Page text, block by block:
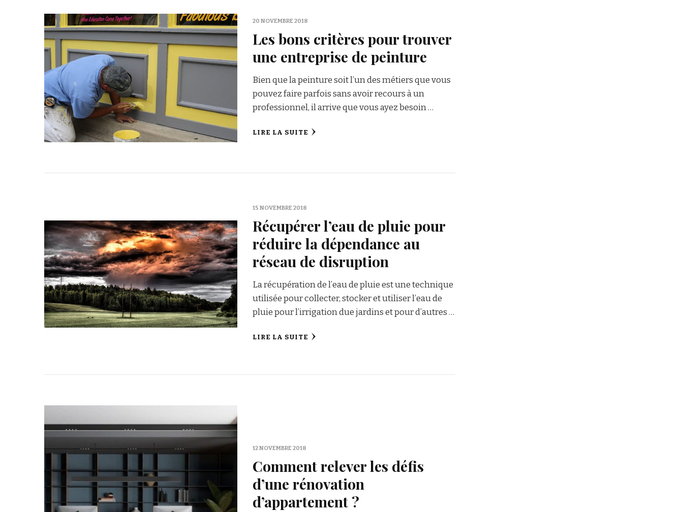
20 NOVEMBRE 2018
Les bons critères pour trouver
une entreprise de peinture
Bien que la peinture soit l’un des métiers que vous
pouvez faire parfois sans avoir recours à un
professionnel, il arrive que vous ayez besoin …
LIRE LA SUITE
15 NOVEMBRE 2018
Récupérer l’eau de pluie pour
réduire la dépendance au
réseau de disruption
La récupération de l’eau de pluie est une technique
utilisée pour collecter, stocker et utiliser l’eau de
pluie pour l’irrigation due jardins et pour d’autres …
LIRE LA SUITE
12 NOVEMBRE 2018
Comment relever les défis
d’une rénovation
d’appartement ?